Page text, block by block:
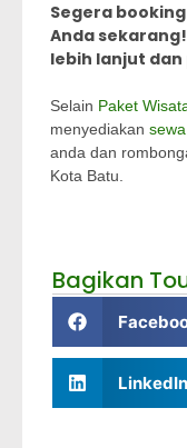
Segera
Anda
lebih lanjut
Selain Paket
menyediakan
anda dan
Kota Batu.
Bagikan
LinkedIn